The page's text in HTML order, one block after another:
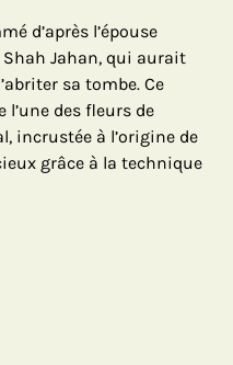
d’après l’épouse
Jahan, qui aurait
sa tombe. Ce
des fleurs de
incrustée à l’origine de
grâce à la technique